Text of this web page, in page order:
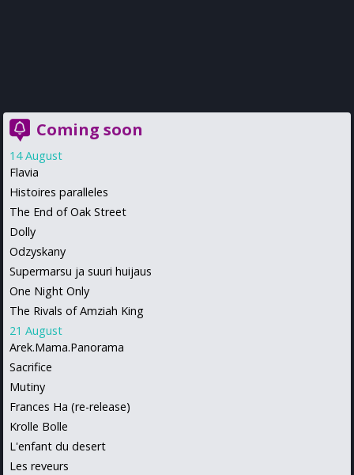
Coming soon
14 August
Flavia
Histoires paralleles
The End of Oak Street
Dolly
Odzyskany
Supermarsu ja suuri huijaus
One Night Only
The Rivals of Amziah King
21 August
Arek.Mama.Panorama
Sacrifice
Mutiny
Frances Ha (re-release)
Krolle Bolle
L'enfant du desert
Les reveurs